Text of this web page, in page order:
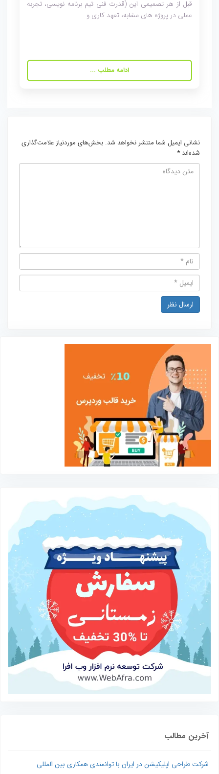
قبل از هر تصمیمی این (قدرت فنی تیم برنامه نویسی، تجربه
عملی در پروژه های مشابه، تعهد کاری و
ادامه مطلب ...
نشانی ایمیل شما منتشر نخواهد شد. بخش‌های موردنیاز علامت‌گذاری
شده‌اند *
آخرین مطالب
شرکت طراحی اپلیکیشن در ایران با توانمندی همکاری بین المللی